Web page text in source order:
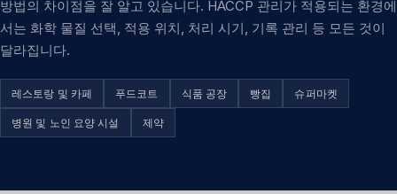
방법의 차이점을 잘 알고 있습니다. HACCP 관리가 적용되는 환경에
서는 화학 물질 선택, 적용 위치, 처리 시기, 기록 관리 등 모든 것이
달라집니다.
레스토랑 및 카페 푸드코트 식품 공장 빵집 슈퍼마켓
병원 및 노인 요양 시설 제약